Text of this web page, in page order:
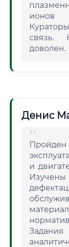
ионов
связь.
доволен.
Денис
и